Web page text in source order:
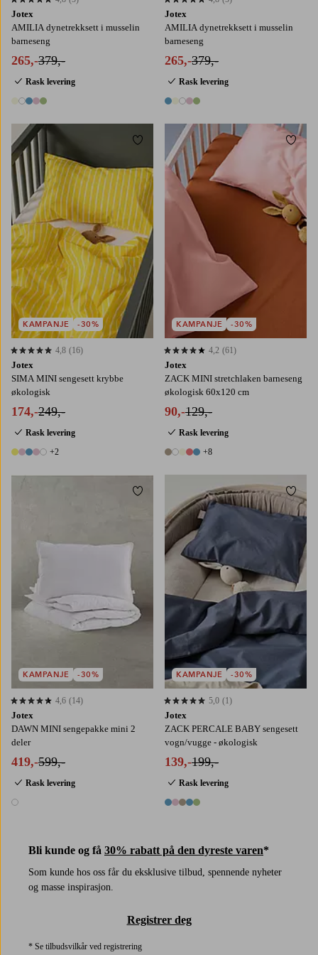
Jotex
AMILIA dynetrekksett i musselin
barneseng
265,-379,-
Rask levering
5 farger
Jotex
AMILIA dynetrekksett i musselin
barneseng
265,-379,-
Rask levering
5 farger
Jotex
SIMA MINI sengesett krybbe
økologisk
174,-249,-
Rask levering
7 farger
+2
4,8 basert på 16 karaktergivninger
4,8 (16)
KAMPANJE -30%
Legg til favoritter
Jotex
ZACK MINI stretchlaken barneseng
økologisk 60x120 cm
90,-129,-
Rask levering
13 farger
+8
4,2 basert på 61 karaktergivninger
4,2 (61)
KAMPANJE -30%
Jotex
DAWN MINI sengepakke mini 2
deler
419,-599,-
Rask levering
1 farge
4,6 basert på 14 karaktergivninger
4,6 (14)
KAMPANJE -30%
Legg til favoritter
Bli kunde og få 30% rabatt på den dyreste varen*
Som kunde hos oss får du eksklusive tilbud, spennende nyheter
og masse inspirasjon.
Registrer deg
* Se tilbudsvilkår ved registrering
Jotex
ZACK PERCALE BABY sengesett
vogn/vugge - økologisk
139,-199,-
Rask levering
5 farger
5,0 basert på 1 karaktergivninger
5,0 (1)
KAMPANJE -30%